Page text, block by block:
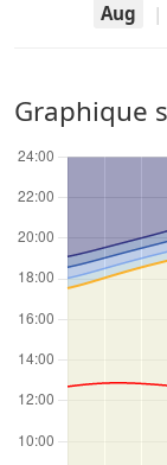
Aug
|
Graphique